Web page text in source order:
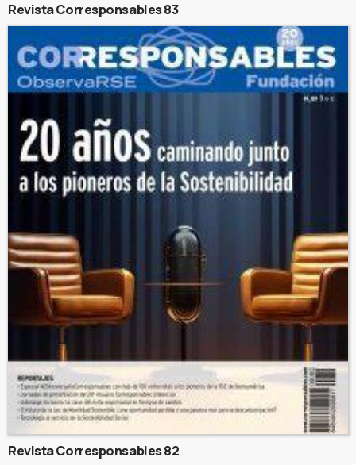
Revista Corresponsables 83
Revista Corresponsables 82